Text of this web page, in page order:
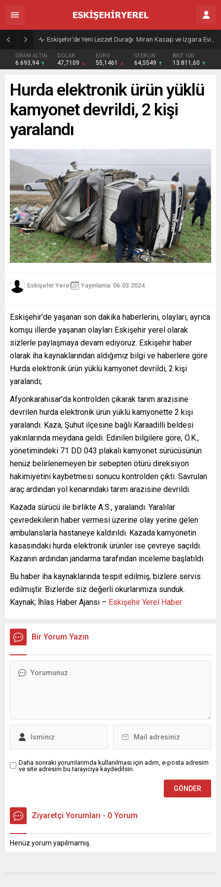
Eskişehir’de Yeni Lezzet Durağı: Miran Kasap ve Izgara Evi Açıldı
GRAM ALTIN
6.693,94
DOLAR
47,7109
EURO
55,1461
STERLİN
64,5549
BIST 100
13.811,60
Hurda elektronik ürün yüklü
kamyonet devrildi, 2 kişi
yaralandı
Eskişehir Yerel Yayınlama: 06.03.2024
Eskişehir’de yaşanan son dakika haberlerini, olayları, ayrıca
komşu illerde yaşanan olayları Eskişehir yerel olarak
sizlerle paylaşmaya devam ediyoruz. Eskişehir haber
olarak iha kaynaklarından aldığımız bilgi ve haberlere göre
Hurda elektronik ürün yüklü kamyonet devrildi, 2 kişi
yaralandı;
Afyonkarahisar’da kontrolden çıkarak tarım arazisine
devrilen hurda elektronik ürün yüklü kamyonette 2 kişi
yaralandı. Kaza, Şuhut ilçesine bağlı Karaadilli beldesi
yakınlarında meydana geldi. Edinilen bilgilere göre, Ö.K.,
yönetimindeki 71 DD 043 plakalı kamyonet sürücüsünün
henüz belirlenemeyen bir sebepten ötürü direksiyon
hakimiyetini kaybetmesi sonucu kontrolden çıktı. Savrulan
araç ardından yol kenarındaki tarım arazisine devrildi.
Kazada sürücü ile birlikte A.S., yaralandı. Yaralılar
çevredekilerin haber vermesi üzerine olay yerine gelen
ambulanslarla hastaneye kaldırıldı. Kazada kamyonetin
kasasındaki hurda elektronik ürünler ise çevreye saçıldı.
Kazanın ardından jandarma tarafından inceleme başlatıldı.
Bu haber iha kaynaklarında tespit edilmiş, bizlere servis
edilmiştir. Bizlerde siz değerli okurlarımıza sunduk.
Kaynak; İhlas Haber Ajansı – Eskişehir Yerel Haber
Bir Yorum Yazın
Daha sonraki yorumlarımda kullanılması için adım, e-posta adresim
ve site adresim bu tarayıcıya kaydedilsin.
Ziyaretçi Yorumları - 0 Yorum
Henüz yorum yapılmamış.